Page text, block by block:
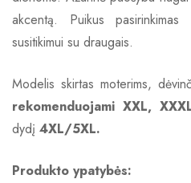
akcentą. Puikus
susitikimui su draugais.
Modelis skirtas moterims,
rekomenduojami XXL,
dydį 4XL/5XL.
Produkto ypatybės: